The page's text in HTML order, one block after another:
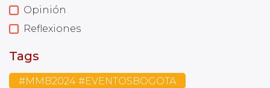
Opinión
Reflexiones
Tags
#MMB2024 #EVENTOSBOGOTA